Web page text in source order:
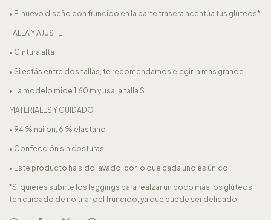
• El nuevo diseño con fruncido en la parte trasera acentúa tus glúteos*
TALLA Y AJUSTE
• Cintura alta
• Si estás entre dos tallas, te recomendamos elegir la más grande
• La modelo mide 1,60 m y usa la talla S
MATERIALES Y CUIDADO
• 94 % nailon, 6 % elastano
• Confección sin costuras
• Este producto ha sido lavado, por lo que cada uno es único.
*Si quieres subirte los leggings para realzar un poco más los glúteos,
ten cuidado de no tirar del fruncido, ya que puede ser delicado.